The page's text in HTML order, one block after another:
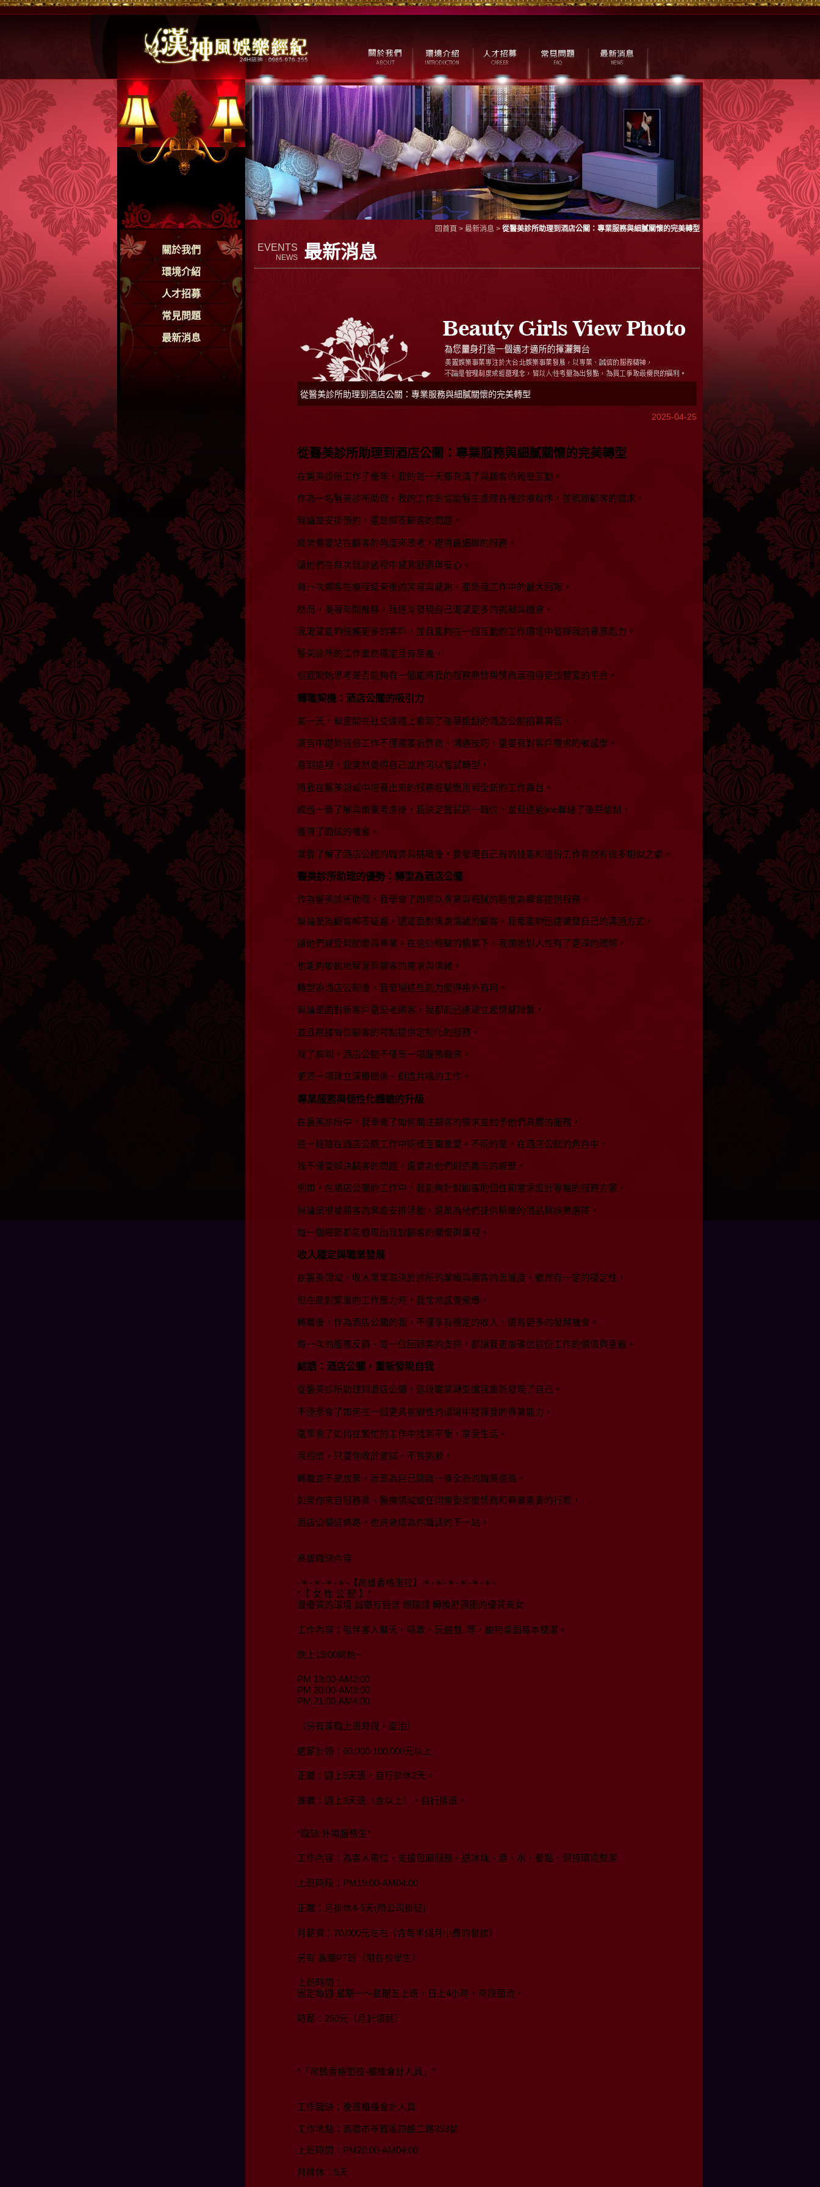
關於我們
環境介紹
人才招募
常見問題
最新消息
回首頁 > 最新消息 > 從醫美診所助理到酒店公關：專業服務與細膩關懷的完美轉型
EVENTS
NEWS 最新消息
從醫美診所助理到酒店公關：專業服務與細膩關懷的完美轉型
2025-04-25
從醫美診所助理到酒店公關：專業服務與細膩關懷的完美轉型
在醫美診所工作了幾年，我的每一天都充滿了與顧客的親密互動。
作為一名醫美診所助理，我的工作是協助醫生處理各種診療程序，並照顧顧客的需求，
無論是安排預約，還是解答顧客的問題。
經常需要站在顧客的角度來思考，提供最細緻的服務，
讓他們在每次就診過程中感到舒適與安心。
每一次顧客在療程結束後的笑容與感謝，都是我工作中的最大回報。
然而，隨著時間推移，我逐漸發現自己渴望更多的挑戰與機會。
我渴望能夠接觸更多的客戶，並且能夠在一個互動的工作環境中發揮我的專業能力。
醫美診所的工作雖然穩定且有意義，
但我開始思考是否能夠有一個能將我的服務熱情與情商展現得更加豐富的平台。
轉職契機：酒店公關的吸引力
某一天，無意間在社交媒體上看到了孫華姐姐的酒店公關招募廣告，
廣告中提到這份工作不僅需要高情商、溝通技巧，還要有對客戶需求的敏感度。
看到這裡，我突然覺得自己或許可以嘗試轉型，
將我在醫美領域中培養出來的服務經驗應用到全新的工作舞台。
經過一番了解與慎重考慮後，我決定嘗試這一職位，並且透過line聯絡了孫華姐姐，
獲得了面試的機會。
當我了解了酒店公關的職責與挑戰後，我發現自己有的技能和這份工作竟然有很多相似之處。
醫美診所助理的優勢：轉型為酒店公關
作為醫美診所助理，我學會了如何以專業與細膩的態度為顧客提供服務。
無論是為顧客解答疑慮，還是面對焦慮情緒的顧客，我都能夠迅速調整自己的溝通方式，
讓他們感受到關懷與專業。在這些經驗的積累下，我開始對人性有了更深的理解，
也能夠敏銳地察覺到顧客的需求與情緒。
轉型為酒店公關後，我發現這些能力變得格外有用。
無論是面對新客戶還是老顧客，我都能迅速建立起情感聯繫，
並且根據每位顧客的特點提供定制化的服務。
我了解到，酒店公關不僅是一項服務職業，
更是一項建立深層關係、創造共鳴的工作。
專業服務與個性化體驗的升級
在醫美診所中，我學會了如何關注顧客的需求並給予他們具體的服務，
這一經驗在酒店公關工作中同樣至關重要。不同的是，在酒店公關的角色中，
我不僅要解決顧客的問題，還要為他們創造難忘的經歷。
例如，在酒店公關的工作中，我能夠針對顧客的個性和需求設計專屬的服務方案，
無論是根據顧客的興趣安排活動，還是為他們提供精緻的酒品與娛樂選擇，
每一個細節都能體現出我對顧客的關懷與重視。
收入穩定與職業發展
在醫美領域，收入常常取決於診所的業績與顧客的忠誠度，雖然有一定的穩定性，
但在面對繁重的工作壓力時，我常常感覺疲憊。
轉職後，作為酒店公關的我，不僅享有穩定的收入，還有更多的發展機會。
每一次的服務反饋、每一位回頭客的支持，都讓我更加確信這份工作的價值與意義。
結語：酒店公關，重新發現自我
從醫美診所助理到酒店公關，這段職業轉型讓我重新發現了自己。
不僅學會了如何在一個更具挑戰性的環境中發揮我的專業能力，
還學會了如何在繁忙的工作中找到平衡，享受生活。
我相信，只要你敢於嘗試，不畏挑戰，
轉職並不是放棄，而是為自己開啟一條全新的職業道路。
如果你來自服務業、醫療領域或任何需要高度情商和專業素養的行業，
酒店公關這條路，也許會成為你職涯的下一站。
高雄職缺內容
-＊-＊-＊-＊-【高雄香格里拉】＊-＊-＊-＊-＊-＊-
*【 女 性 公 關 】*
最優質的環境 誠徵有自信 想賺錢 轉換舒適圈的優質美女
工作內容：陪伴客人聊天、唱歌、玩遊戲..等，維持桌面基本整潔。
晚上19:00開始~
PM 19:00-AM2:00
PM 20:00-AM3:00
PM 21:00-AM4:00
（另有兼職上班時段，面洽）
週薪計領：60,000-100,000元以上
正職：週上5天班，自行排休2天。
兼職：週上3天班（含以上），自行排班。
*職缺:外場服務生*
工作內容：為客人帶位、支援包廂服務、送冰塊、酒、水、餐點、保持環境整潔
上班時段：PM19:00-AM04:00
正職：月排休4-5天(照公司排班)
月薪資：70,000元左右（含每半個月小費的發放）
另有 兼職PT班（限在校學生）
上班時間：
固定每週 星期一～星期五上班，日上4小時，時段面洽。
時薪：250元（月計領薪）
*「常鶴香格里拉-櫃檯會計人員」*
工作職缺：晚班櫃檯會計人員
工作地點：高雄市苓雅區四維二路353號
上班時間：PM20:00-AM04:00
月排休：5天